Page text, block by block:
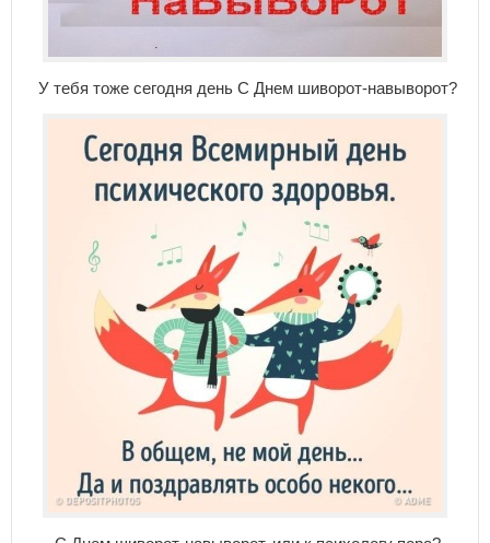
У тебя тоже сегодня день С Днем шиворот-навыворот?